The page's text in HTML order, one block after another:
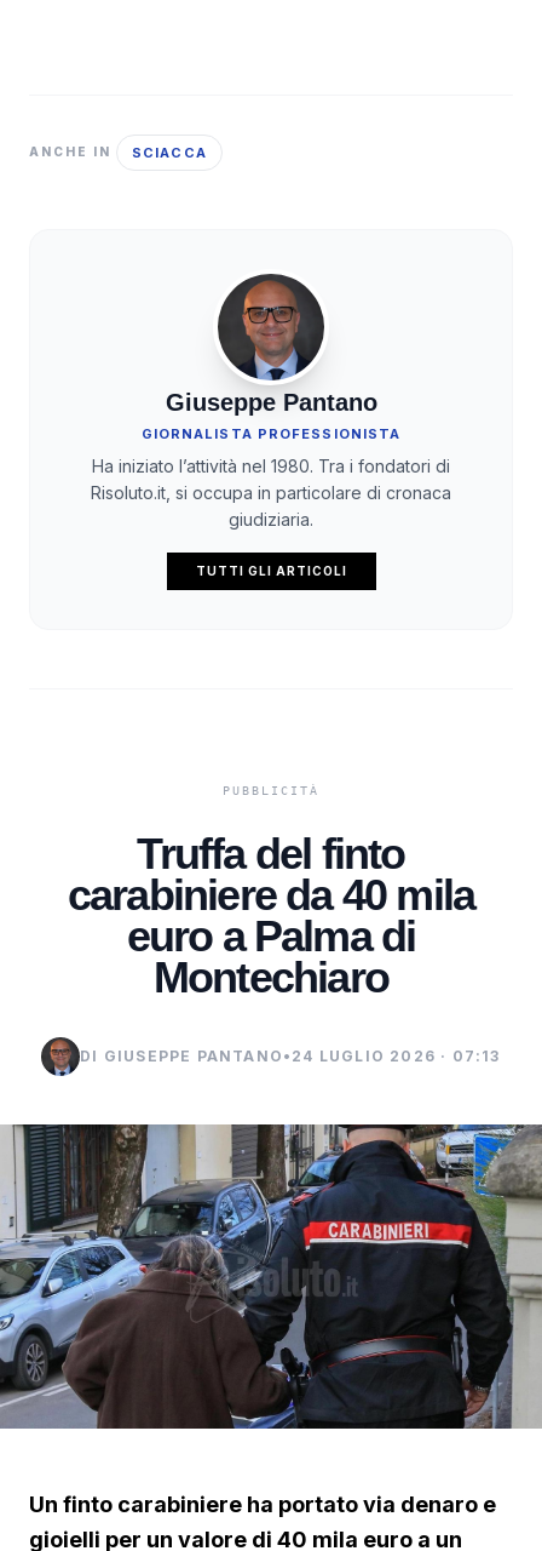
ANCHE IN SCIACCA
Giuseppe Pantano
GIORNALISTA PROFESSIONISTA
Ha iniziato l’attività nel 1980. Tra i fondatori di
Risoluto.it, si occupa in particolare di cronaca
giudiziaria.
TUTTI GLI ARTICOLI
Truffa del finto
carabiniere da 40 mila
euro a Palma di
Montechiaro
DI GIUSEPPE PANTANO • 24 LUGLIO 2026 · 07:13
Un finto carabiniere ha portato via denaro e
gioielli per un valore di 40 mila euro a un